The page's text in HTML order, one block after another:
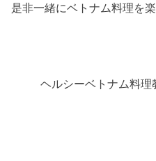
是非一緒にベトナム料理を
ヘルシーベトナム料